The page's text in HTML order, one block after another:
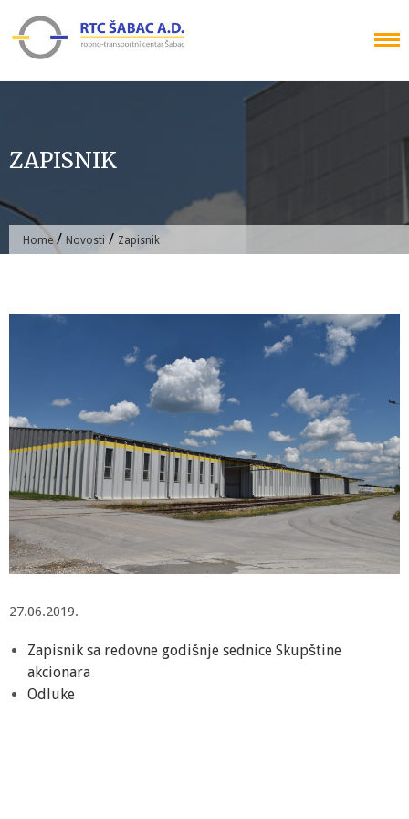
to
content
ZAPISNIK
Home/ Novosti / Zapisnik
27.06.2019.
Zapisnik sa redovne godišnje sednice Skupštine
akcionara
Odluke